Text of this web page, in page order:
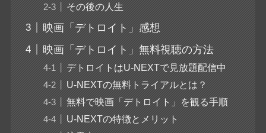
その後の人生
映画「デトロイト」感想
映画「デトロイト」無料視聴の方法
デトロイトはU-NEXTで見放題配信中
U-NEXTの無料トライアルとは？
無料で映画「デトロイト」を観る手順
U-NEXTの特徴とメリット